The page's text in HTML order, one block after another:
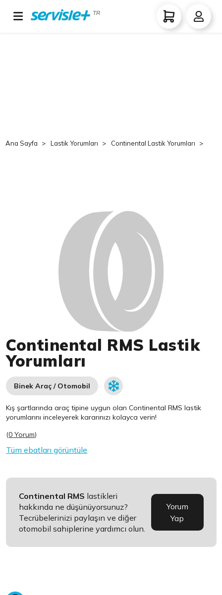
TR
Ana Sayfa Lastik Yorumları Continental Lastik Yorumları
Continental RMS Lastik
Yorumları
Binek Araç / Otomobil
Kış şartlarında araç tipine uygun olanContinental RMS lastik
yorumlarını inceleyerek kararınızı kolayca verin!
(0 Yorum)
Tüm ebatları görüntüle
Continental RMS lastikleri
hakkında ne düşünüyorsunuz?
Tecrübelerinizi paylaşın ve diğer
otomobil sahiplerine yardımcı olun.
Yorum
Yap